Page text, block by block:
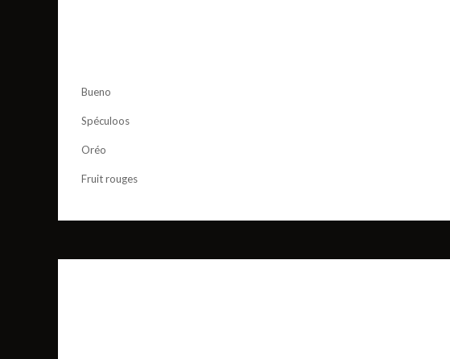
Bueno
Spéculoos
Oréo
Fruit rouges